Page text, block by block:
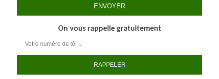
On vous rappelle gratuitement